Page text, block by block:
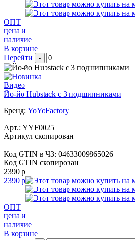
ОПТ
цена и
наличие
В корзине
Перейти
-
Видео
Йо-йо Hubstack c 3 подшипниками
Бренд: YoYoFactory
Арт.: YYF0025
Артикул скопирован
Код GTIN в ЧЗ: 04633009865026
Код GTIN скопирован
2390 р
2390 р
ОПТ
цена и
наличие
В корзине